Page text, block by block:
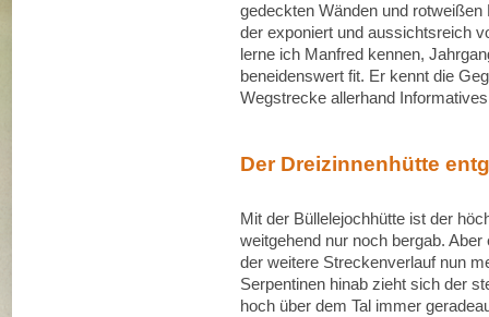
gedeckten Wänden und
der exponiert und aussichtsreich
lerne ich Manfred kennen,
beneidenswert fit. Er kennt die
Wegstrecke allerhand
Der Dreizinnenhütte
Mit der Büllelejochhütte ist der
weitgehend nur noch bergab.
der weitere Streckenverlauf nun
Serpentinen hinab zieht sich der
hoch über dem Tal immer